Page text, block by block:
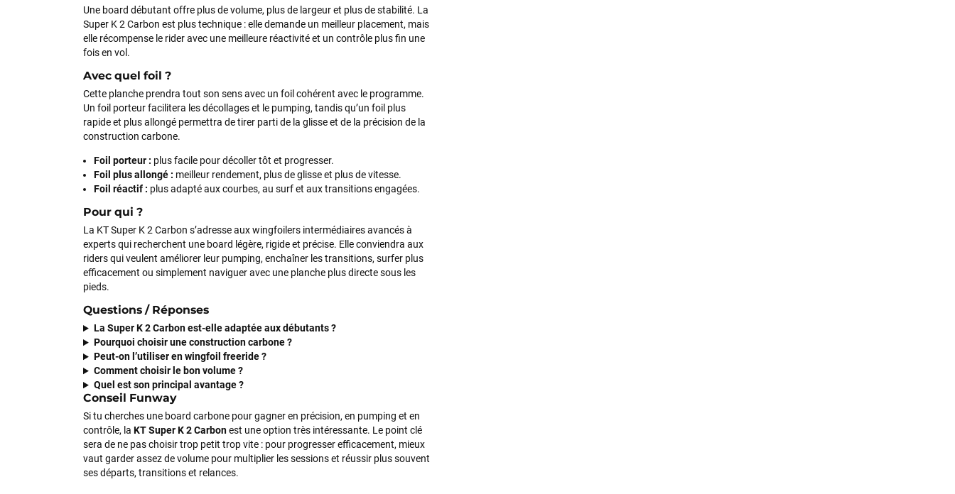
Une board débutant offre plus de volume, plus de largeur et plus de stabilité. La
Super K 2 Carbon est plus technique : elle demande un meilleur placement, mais
elle récompense le rider avec une meilleure réactivité et un contrôle plus fin une
fois en vol.
Avec quel foil ?
Cette planche prendra tout son sens avec un foil cohérent avec le programme.
Un foil porteur facilitera les décollages et le pumping, tandis qu’un foil plus
rapide et plus allongé permettra de tirer parti de la glisse et de la précision de la
construction carbone.
Foil porteur : plus facile pour décoller tôt et progresser.
Foil plus allongé : meilleur rendement, plus de glisse et plus de vitesse.
Foil réactif : plus adapté aux courbes, au surf et aux transitions engagées.
Pour qui ?
La KT Super K 2 Carbon s’adresse aux wingfoilers intermédiaires avancés à
experts qui recherchent une board légère, rigide et précise. Elle conviendra aux
riders qui veulent améliorer leur pumping, enchaîner les transitions, surfer plus
efficacement ou simplement naviguer avec une planche plus directe sous les
pieds.
Questions / Réponses
La Super K 2 Carbon est-elle adaptée aux débutants ?
Pourquoi choisir une construction carbone ?
Peut-on l’utiliser en wingfoil freeride ?
Comment choisir le bon volume ?
Quel est son principal avantage ?
Conseil Funway
Si tu cherches une board carbone pour gagner en précision, en pumping et en
contrôle, la KT Super K 2 Carbonest une option très intéressante. Le point clé
sera de ne pas choisir trop petit trop vite : pour progresser efficacement, mieux
vaut garder assez de volume pour multiplier les sessions et réussir plus souvent
ses départs, transitions et relances.